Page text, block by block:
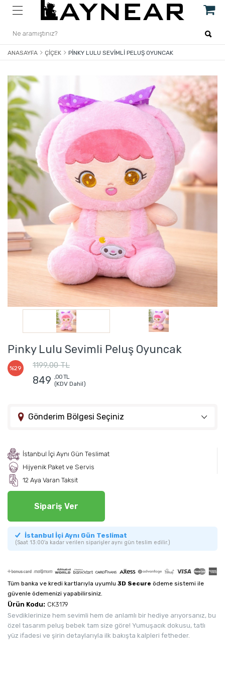
ANASAYFA ÇIÇEK PINKY LULU SEVIMLI PELUŞ OYUNCAK
Pinky Lulu Sevimli Peluş Oyuncak
%29 1199,00 TL
849 ,00 TL
(KDV Dahil)
Gönderim Bölgesi Seçiniz
İstanbul İçi Aynı Gün Teslimat
Hijyenik Paket ve Servis
12 Aya Varan Taksit
Sipariş Ver
İstanbul İçi Aynı Gün Teslimat
(Saat 13:00'a kadar verilen siparişler aynı gün teslim edilir.)
Tüm banka ve kredi kartlarıyla uyumlu 3D Secure ödeme sistemi ile
güvenle ödemenizi yapabilirsiniz.
Ürün Kodu: CK3179
Sevdiklerinize hem sevimli hem de anlamlı bir hediye arıyorsanız, bu
özel tasarım peluş bebek tam size göre! Yumuşacık dokusu, tatlı
yüz ifadesi ve şirin detaylarıyla ilk bakışta kalpleri fetheder.